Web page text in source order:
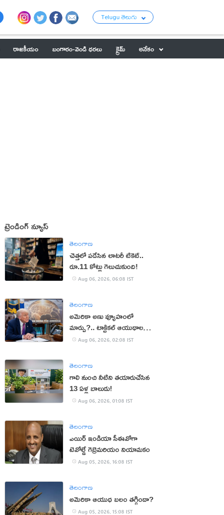
Telugu తెలుగు
రాజకీయం బంగారం-వెండి ధరలు క్రైమ్
అనేకం
ట్రెండింగ్ న్యూస్
తెలంగాణ
చెత్తలో పడేసిన లాటరీ టికెట్..
రూ.11 కోట్లు గెలుచుకుంది!
Aug 06, 2026, 06:08 IST
తెలంగాణ
అమెరికా అణు వ్యూహంలో
మార్పు?.. టాక్టికల్ ఆయుధాలకు
ప్రాధాన్యం!
Aug 06, 2026, 02:08 IST
తెలంగాణ
గాలి నుంచి నీటిని తయారుచేసిన
13 ఏళ్ల బాలుడు!
Aug 06, 2026, 01:08 IST
తెలంగాణ
ఎయిర్ ఇండియా సీఈవోగా
టెవోల్డే గెబ్రెమరియం నియామకం
Aug 05, 2026, 16:08 IST
తెలంగాణ
అమెరికా ఆయుధ బలం తగ్గిందా?
Aug 05, 2026, 15:08 IST